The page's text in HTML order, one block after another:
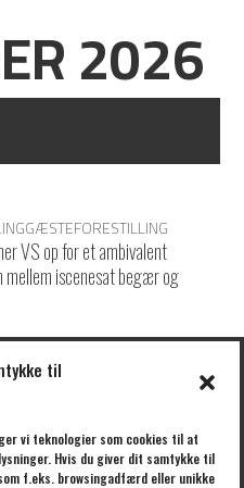
til
vi teknologier som cookies til at
Hvis du giver dit samtykke til
f.eks. browsingadfærd eller unikke
2026
GÆSTEFORESTILLING
VS op for et ambivalent
mellem iscenesat begær og
DIG VORES NYHEDSBREV